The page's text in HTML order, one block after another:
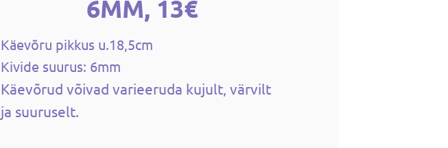
6MM, 13€
Käevõru pikkus u.18,5cm
Kivide suurus: 6mm
Käevõrud võivad varieeruda kujult, värvilt
ja suuruselt.